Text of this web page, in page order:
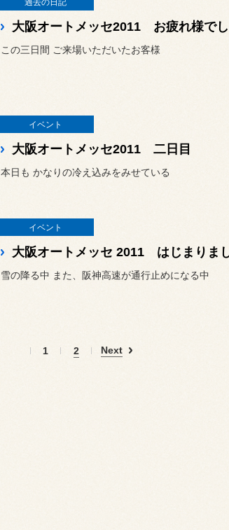
過去の日記
大阪オートメッセ2011 お疲れ様で
この三日間 ご来場いただいたお客様
イベント
大阪オートメッセ2011 二日目
本日も かなりの冷え込みをみせている
イベント
大阪オートメッセ 2011 はじまりま
雪の降る中 また、阪神高速が通行止めになる中
1 2 Next